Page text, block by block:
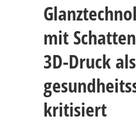
mit
3D-Druck als
kritisiert